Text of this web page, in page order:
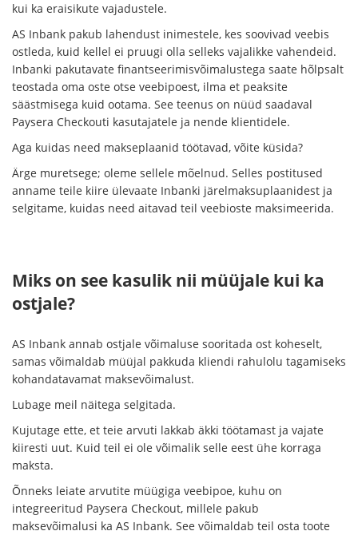
kui ka eraisikute vajadustele.
AS Inbank pakub lahendust inimestele, kes soovivad veebis
ostleda, kuid kellel ei pruugi olla selleks vajalikke vahendeid.
Inbanki pakutavate finantseerimisvõimalustega saate hõlpsalt
teostada oma oste otse veebipoest, ilma et peaksite
säästmisega kuid ootama. See teenus on nüüd saadaval
Paysera Checkouti kasutajatele ja nende klientidele.
Aga kuidas need makseplaanid töötavad, võite küsida?
Ärge muretsege; oleme sellele mõelnud. Selles postitused
anname teile kiire ülevaate Inbanki järelmaksuplaanidest ja
selgitame, kuidas need aitavad teil veebioste maksimeerida.
Miks on see kasulik nii müüjale kui ka
ostjale?
AS Inbank annab ostjale võimaluse sooritada ost koheselt,
samas võimaldab müüjal pakkuda kliendi rahulolu tagamiseks
kohandatavamat maksevõimalust.
Lubage meil näitega selgitada.
Kujutage ette, et teie arvuti lakkab äkki töötamast ja vajate
kiiresti uut. Kuid teil ei ole võimalik selle eest ühe korraga
maksta.
Õnneks leiate arvutite müügiga veebipoe, kuhu on
integreeritud Paysera Checkout, millele pakub
maksevõimalusi ka AS Inbank. See võimaldab teil osta toote